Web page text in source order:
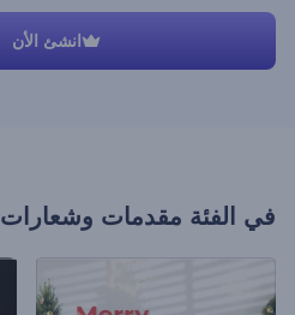
انشئ الأن
في الفئة مقدمات وشعارات